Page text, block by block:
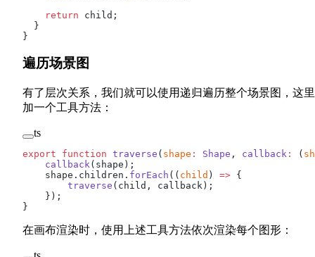
    return
child;
  }
}
遍历场景图
有了层次关系，我们就可以使用递归遍历整个场景图，这
加一个工具方法：
ts
export function traverse ( shape : Shape , callback : (
    callback
(shape);
    shape.children.
forEach (( child ) => {
        traverse
(child, callback);
    });
}
在画布渲染时，使用上述工具方法依次渲染每个图形：